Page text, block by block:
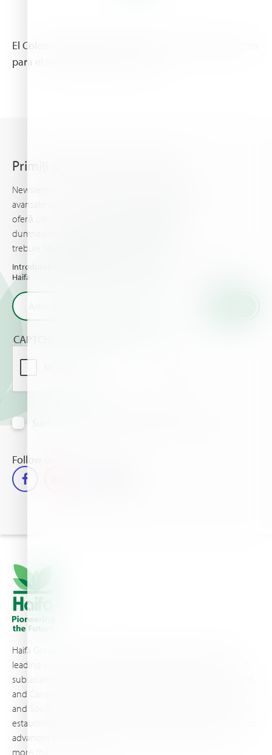
El Colono Agropecuario provee los mejores productos
para el sector agrícola y pecuario.
Primiți ultimele știri din Haifa
Newsletter-ul Haifa vă ține la curent cu informații
avansate din domeniul nutriției plantelor, şi vă
oferă ultimele noutăţi & evenimente pe care
dumneavoastră şi culturile dumneavoastră
trebuie să cunoaşteţi.
Introduceți email-ul dumneavoastră și primiți ultimele noutăți din
Haifa
CAPTCHA
Follow us
Haifa Group is a multi-national corporation and a global
leading supplier of specialty fertilizers, operating through 19
subsidiaries worldwide, with production sites in Israel, France,
and Canada, as well as proprietary blending facilities in Brazil
and South Africa. Backed by extensive infrastructure and well-
established distribution and logistics networks, Haifa makes its
advanced plant nutrition solutions available to growers in
more than 100 countries.